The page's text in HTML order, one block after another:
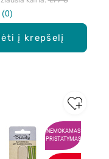
į krepšelį
0
NEMOKAMAS
PRISTATYMAS